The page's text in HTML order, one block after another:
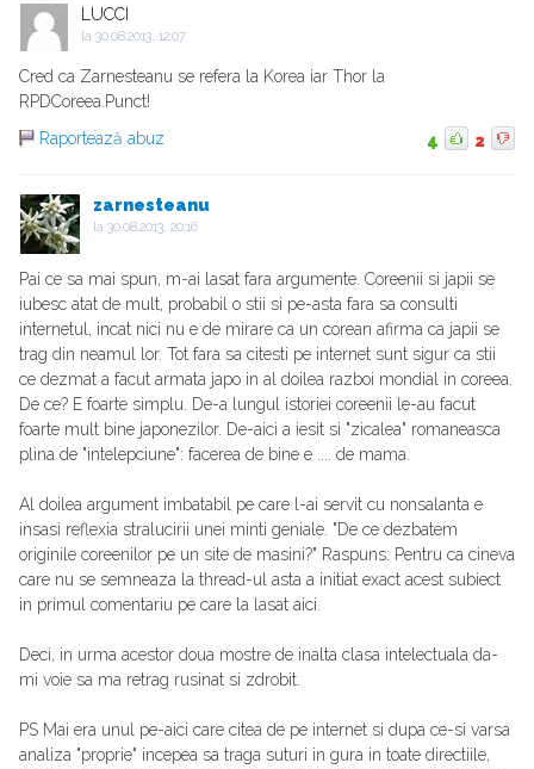
LUCCI
la 30.08.2013, 12:07
Cred ca Zarnesteanu se refera la Korea iar Thor la
RPDCoreea.Punct!
Raportează abuz
4 2
zarnesteanu
la 30.08.2013, 20:16
Pai ce sa mai spun, m-ai lasat fara argumente. Coreenii si japii se
iubesc atat de mult, probabil o stii si pe-asta fara sa consulti
internetul, incat nici nu e de mirare ca un corean afirma ca japii se
trag din neamul lor. Tot fara sa citesti pe internet sunt sigur ca stii
ce dezmat a facut armata japo in al doilea razboi mondial in coreea.
De ce? E foarte simplu. De-a lungul istoriei coreenii le-au facut
foarte mult bine japonezilor. De-aici a iesit si "zicalea" romaneasca
plina de "intelepciune": facerea de bine e .... de mama.
Al doilea argument imbatabil pe care l-ai servit cu nonsalanta e
insasi reflexia stralucirii unei minti geniale. "De ce dezbatem
originile coreenilor pe un site de masini?" Raspuns: Pentru ca cineva
care nu se semneaza la thread-ul asta a initiat exact acest subiect
in primul comentariu pe care la lasat aici.
Deci, in urma acestor doua mostre de inalta clasa intelectuala da-
mi voie sa ma retrag rusinat si zdrobit.
PS Mai era unul pe-aici care citea de pe internet si dupa ce-si varsa
analiza "proprie" incepea sa traga suturi in gura in toate directiile,